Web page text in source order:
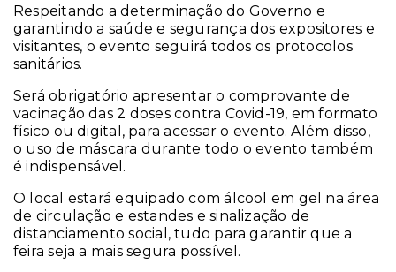
Respeitando a determinação do Governo e
garantindo a saúde e segurança dos expositores e
visitantes, o evento seguirá todos os protocolos
sanitários.
Será obrigatório apresentar o comprovante de
vacinação das 2 doses contra Covid-19, em formato
físico ou digital, para acessar o evento. Além disso,
o uso de máscara durante todo o evento também
é indispensável.
O local estará equipado com álcool em gel na área
de circulação e estandes e sinalização de
distanciamento social, tudo para garantir que a
feira seja a mais segura possível.